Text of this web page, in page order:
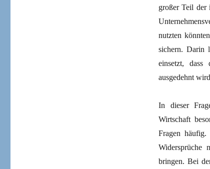
großer Teil der
nutzten
sichern. Darin
einsetzt, dass
ausgedehnt
In dieser
Wirtschaft
Fragen häufig.
Widersprüche
bringen. Bei